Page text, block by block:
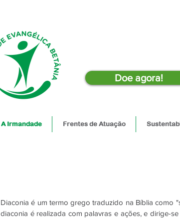
Doe agora!
A Irmandade Frentes de Atuação
Diaconia é um termo grego traduzido na Bíblia como
diaconia é realizada com palavras e ações, e dirige-